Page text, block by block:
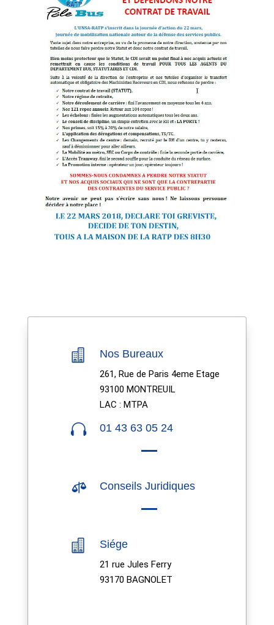
 Nos Bureaux
261, Rue de Paris 4eme Etage
93100 MONTREUIL
LAC : MTPA
 01 43 63 05 24
 Conseils Juridiques
 Siége
21 rue Jules Ferry
93170 BAGNOLET